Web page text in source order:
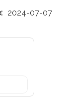
2024-07-07